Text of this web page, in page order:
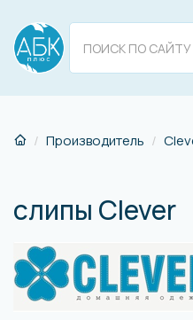
Производитель
слипы Clever